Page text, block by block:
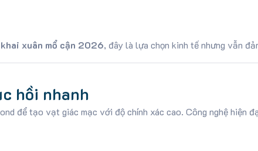
xuân mổ cận 2026, đây là lựa chọn kinh tế nhưng vẫn
hồi nhanh
để tạo vạt giác mạc với độ chính xác cao. Công nghệ hiện